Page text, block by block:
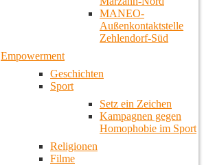
MANEO-
Außenkontaktstelle
Zehlendorf-Süd
Empowerment
Geschichten
Sport
Setz ein Zeichen
Kampagnen gegen
Homophobie im Sport
Religionen
Filme